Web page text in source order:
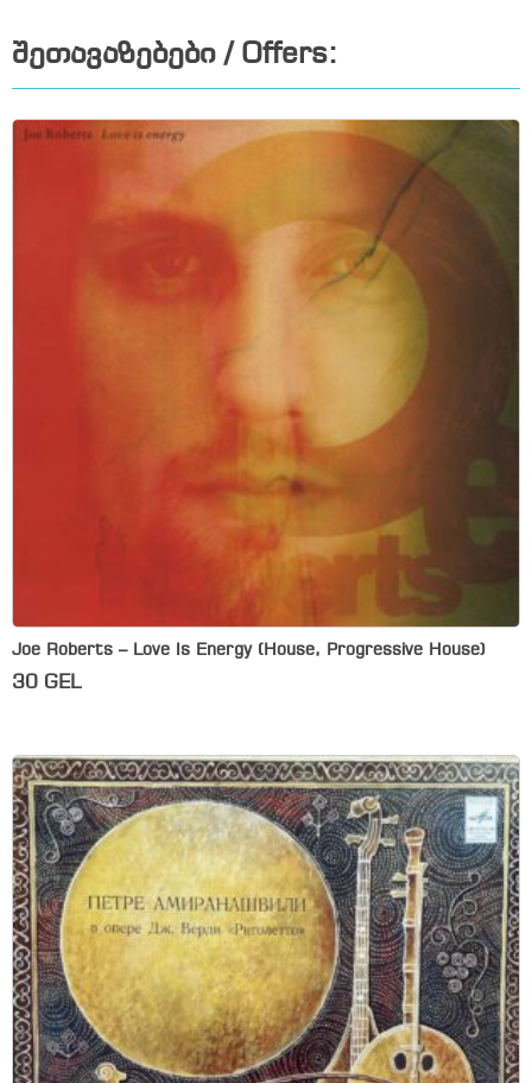
შეთავაზებები / Offers:
Joe Roberts – Love Is Energy (House, Progressive House)
30 GEL